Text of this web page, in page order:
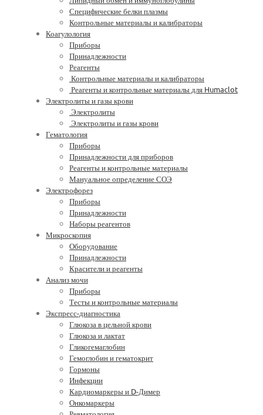
Специфические белки плазмы
Контрольные материалы и калибраторы
Коагулология
Приборы
Принадлежности
Реагенты
Контрольные материалы и калибраторы
Реагенты и контрольные материалы для Humaclot
Электролиты и газы крови
Электролиты
Электролиты и газы крови
Гематология
Приборы
Принадлежности для приборов
Реагенты и контрольные материалы
Мануальное определение СОЭ
Электрофорез
Приборы
Принадлежности
Наборы реагентов
Микроскопия
Оборудование
Принадлежности
Красители и реагенты
Анализ мочи
Приборы
Тесты и контрольные материалы
Экспресс-диагностика
Глюкоза в цельной крови
Глюкоза и лактат
Гликогемаглобин
Гемоглобин и гематокрит
Гормоны
Инфекции
Кардиомаркеры и D-Димер
Онкомаркеры